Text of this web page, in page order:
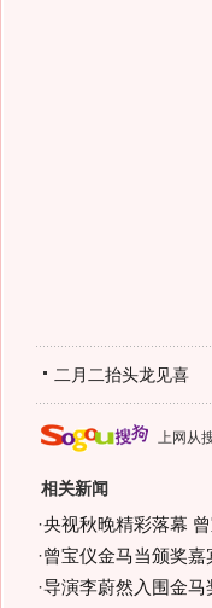
二月二抬头龙见喜
上网从
相关新闻
·央视秋晚精彩落幕
·曾宝仪金马当颁奖嘉
·导演李蔚然入围金马